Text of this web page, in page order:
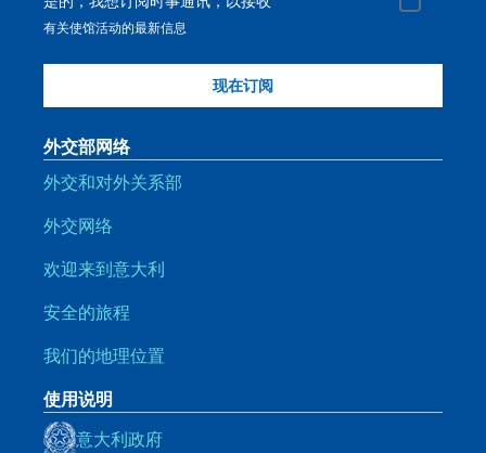
有关使馆活动的最新信息
外交部网络
外交和对外关系部
外交网络
欢迎来到意大利
安全的旅程
我们的地理位置
使用说明
意大利政府